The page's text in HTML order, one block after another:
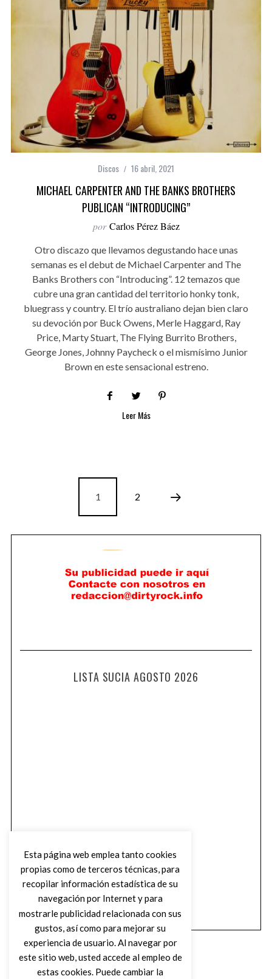
Discos 16 abril, 2021
MICHAEL CARPENTER AND THE BANKS BROTHERS
PUBLICAN “INTRODUCING”
por Carlos Pérez Báez
Otro discazo que llevamos degustando hace unas
semanas es el debut de Michael Carpenter and The
Banks Brothers con “Introducing”. 12 temazos que
cubre una gran cantidad del territorio honky tonk,
bluegrass y country. El trío australiano dejan bien claro
su devoción por Buck Owens, Merle Haggard, Ray
Price, Marty Stuart, The Flying Burrito Brothers,
George Jones, Johnny Paycheck o el mismísimo Junior
Brown en este sensacional estreno.
Leer Más
1 2
LISTA SUCIA AGOSTO 2026
Esta página web emplea tanto cookies
propias como de terceros técnicas, para
recopilar información estadística de su
navegación por Internet y para
mostrarle publicidad relacionada con sus
gustos, así como para mejorar su
experiencia de usuario. Al navegar por
este sitio web, usted accede al empleo de
estas cookies. Puede cambiar la